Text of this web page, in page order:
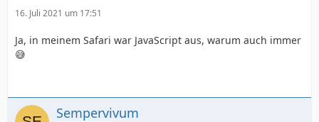
16. Juli 2021 um 17:51
Ja, in meinem Safari war JavaScript aus, warum auch immer
😅
Sempervivum